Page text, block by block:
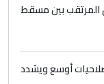
سل
5
المرتقب بين مسقط
أوسع ويشدد